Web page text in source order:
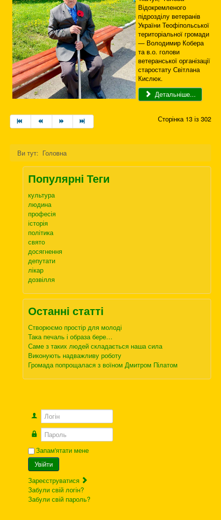
Відокремленого
підрозділу ветеранів
України Теофіпольської
територіальної громади
— Володимир Кобера
та в.о. голови
ветеранської організації
старостату Світлана
Кислюк.
Детальніше...
Сторінка 13 із 302
Ви тут: Головна
Популярні Теги
культура
людина
професія
історія
політика
свято
досягнення
депутати
лікар
дозвілля
Останні статті
Створюємо простір для молоді
Така печаль і образа бере…
Саме з таких людей складається наша сила
Виконують надважливу роботу
Громада попрощалася з воїном Дмитром Пілатом
Логін
Пароль
Запам'ятати мене
Увійти
Зареєструватися
Забули свій логін?
Забули свій пароль?